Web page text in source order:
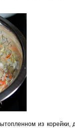
из корейки,